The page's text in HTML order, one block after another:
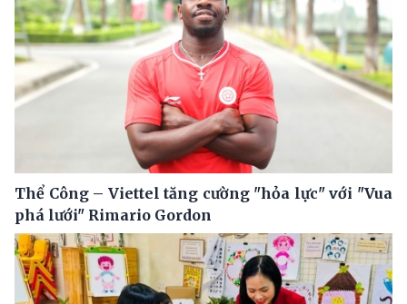
Thể Công – Viettel tăng cường "hỏa lực" với "Vua
phá lưới" Rimario Gordon